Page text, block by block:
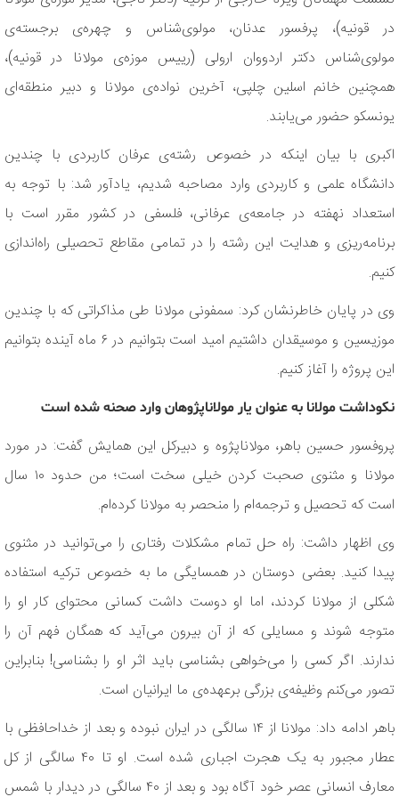
در قونیه)، پرفسور عدنان، مولوی‌شناس و چهره‌ی برجسته‌ی
مولوی‌شناس دکتر اردووان ارولی (رییس موزه‌ی مولانا در قونیه)،
همچنین خانم اسلین چلپی، آخرین نواده‌ی مولانا و دبیر منطقه‌ای
یونسکو حضور می‌یابند.
اکبری با بیان اینکه در خصوص رشته‌ی عرفان کاربردی با چندین
دانشگاه علمی و کاربردی وارد مصاحبه شدیم، یادآور شد: با توجه به
استعداد نهفته در جامعه‌ی عرفانی، فلسفی در کشور مقرر است با
برنامه‌ریزی و هدایت این رشته را در تمامی مقاطع تحصیلی راه‌اندازی
کنیم.
وی در پایان خاطرنشان کرد: سمفونی مولانا طی مذاکراتی که با چندین
موزیسین و موسیقدان داشتیم امید است بتوانیم در ۶ ماه آینده بتوانیم
این پروژه را آغاز کنیم.
نکوداشت مولانا به عنوان یار مولاناپژوهان وارد صحنه شده است
پروفسور حسین باهر، مولاناپژوه و دبیرکل این همایش گفت: در مورد
مولانا و مثنوی صحبت کردن خیلی سخت است؛ من حدود ۱۰ سال
است که تحصیل و ترجمه‌ام را منحصر به مولانا کرده‌ام.
وی اظهار داشت: راه حل تمام مشکلات رفتاری را می‌توانید در مثنوی
پیدا کنید. بعضی دوستان در همسایگی ما به خصوص ترکیه استفاده
شکلی از مولانا کردند، اما او دوست داشت کسانی محتوای کار او را
متوجه شوند و مسایلی که از آن بیرون می‌آید که همگان فهم آن را
ندارند. اگر کسی را می‌خواهی بشناسی باید اثر او را بشناسی! بنابراین
تصور می‌کنم وظیفه‌ی بزرگی برعهده‌ی ما ایرانیان است.
باهر ادامه داد: مولانا از ۱۴ سالگی در ایران نبوده و بعد از خداحافظی با
عطار مجبور به یک هجرت اجباری شده است. او تا ۴۰ سالگی از کل
معارف انسانی عصر خود آگاه بود و بعد از ۴۰ سالگی در دیدار با شمس